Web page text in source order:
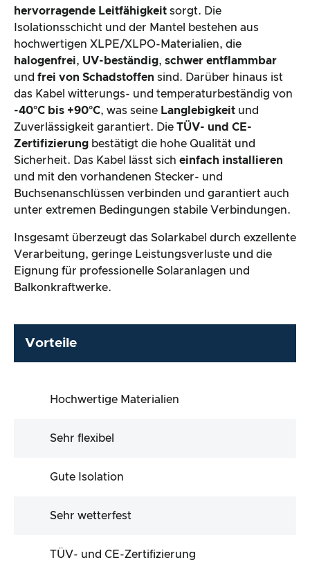
hervorragende Leitfähigkeit sorgt. Die
Isolationsschicht und der Mantel bestehen aus
hochwertigen XLPE/XLPO-Materialien, die
halogenfrei, UV-beständig, schwer entflammbar
und frei von Schadstoffen sind. Darüber hinaus ist
das Kabel witterungs- und temperaturbeständig von
-40°C bis +90°C, was seine Langlebigkeit und
Zuverlässigkeit garantiert. Die TÜV- und CE-
Zertifizierung bestätigt die hohe Qualität und
Sicherheit. Das Kabel lässt sich einfach installieren
und mit den vorhandenen Stecker- und
Buchsenanschlüssen verbinden und garantiert auch
unter extremen Bedingungen stabile Verbindungen.
Insgesamt überzeugt das Solarkabel durch exzellente
Verarbeitung, geringe Leistungsverluste und die
Eignung für professionelle Solaranlagen und
Balkonkraftwerke.
Vorteile
Hochwertige Materialien
Sehr flexibel
Gute Isolation
Sehr wetterfest
TÜV- und CE-Zertifizierung